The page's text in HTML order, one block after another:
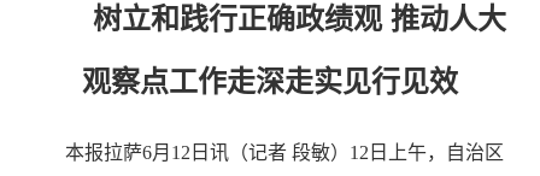
树立和践行正确政绩观 推动人大
观察点工作走深走实见行见效
本报拉萨6月12日讯（记者 段敏）12日上午，自治区